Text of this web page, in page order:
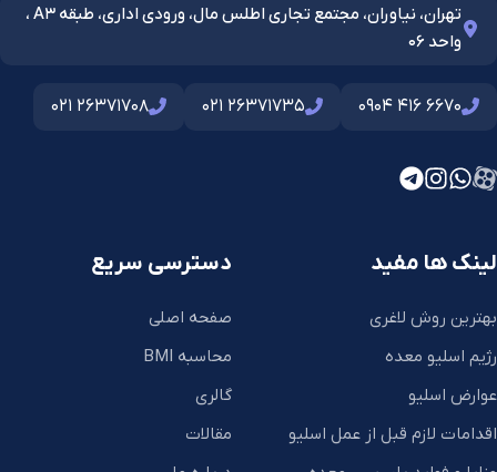
تهران، نیاوران، مجتمع تجاری اطلس مال، ورودی اداری، طبقه A3 ،
واحد 06
0904 416 6670
021 26371735
021 26371708
لینک ها مفید
بهترین روش لاغری
رژیم اسلیو معده
عوارض اسلیو
اقدامات لازم قبل از عمل اسلیو
دسترسی سریع
صفحه اصلی
محاسبه BMI
گالری
مقالات